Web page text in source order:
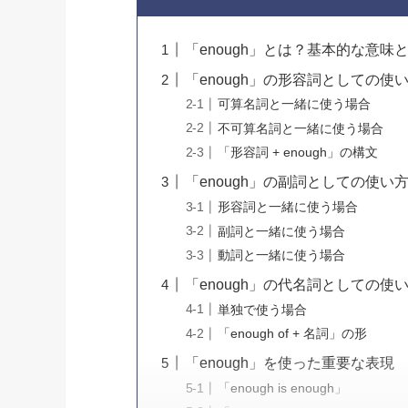
「enough」とは？基本的な意味
「enough」の形容詞としての使
可算名詞と一緒に使う場合
不可算名詞と一緒に使う場合
「形容詞 + enough」の構文
「enough」の副詞としての使い方
形容詞と一緒に使う場合
副詞と一緒に使う場合
動詞と一緒に使う場合
「enough」の代名詞としての使
単独で使う場合
「enough of + 名詞」の形
「enough」を使った重要な表現
「enough is enough」